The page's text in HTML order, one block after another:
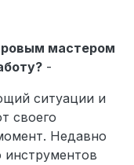
мастером
-
ситуации и
своего
Недавно
инструментов